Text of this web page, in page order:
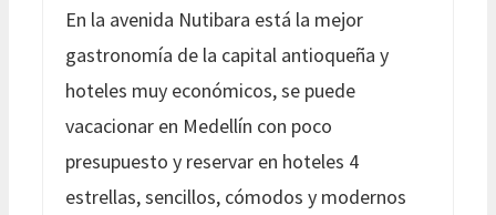
En la avenida Nutibara está la mejor
gastronomía de la capital antioqueña y
hoteles muy económicos, se puede
vacacionar en Medellín con poco
presupuesto y reservar en hoteles 4
estrellas, sencillos, cómodos y modernos